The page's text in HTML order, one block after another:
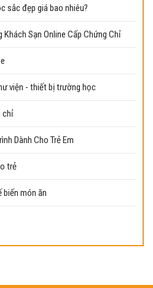
sắc đẹp giá bao nhiêu?
Sạn Online Cấp Chứng Chỉ
viện - thiết bị trường học
chỉ
Dành Cho Trẻ Em
trẻ
món ăn